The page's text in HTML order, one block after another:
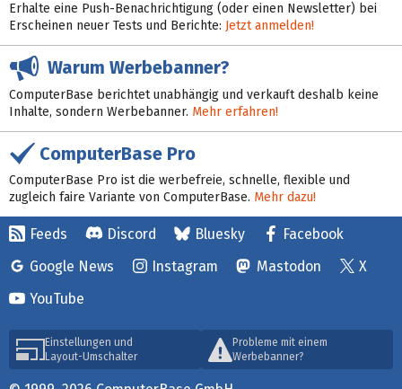
Erhalte eine Push-Benachrichtigung (oder einen Newsletter) bei
Erscheinen neuer Tests und Berichte: Jetzt anmelden!
Warum Werbebanner?
ComputerBase berichtet unabhängig und verkauft deshalb keine
Inhalte, sondern Werbebanner. Mehr erfahren!
ComputerBase Pro
ComputerBase Pro ist die werbefreie, schnelle, flexible und
zugleich faire Variante von ComputerBase. Mehr dazu!
Feeds Discord Bluesky
Facebook
Google News
Instagram Mastodon
X
YouTube
Einstellungen und
Layout-Umschalter
Probleme mit einem
Werbebanner?